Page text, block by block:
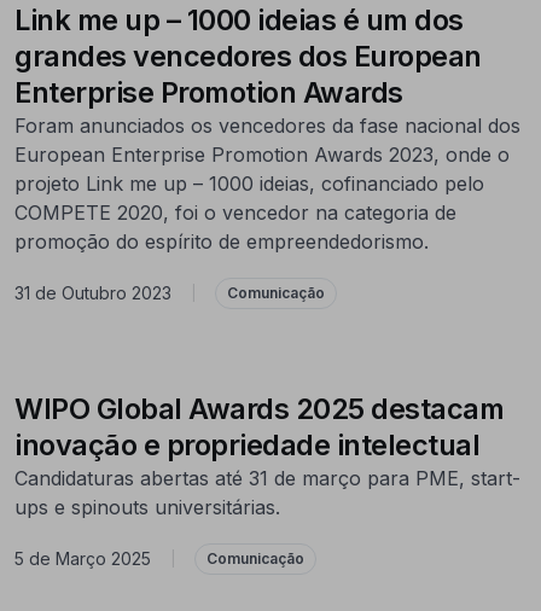
Link me up – 1000 ideias é um dos
grandes vencedores dos European
Enterprise Promotion Awards
Foram anunciados os vencedores da fase nacional dos
European Enterprise Promotion Awards 2023, onde o
projeto Link me up – 1000 ideias, cofinanciado pelo
COMPETE 2020, foi o vencedor na categoria de
promoção do espírito de empreendedorismo.
31 de Outubro 2023 Comunicação
WIPO Global Awards 2025 destacam
inovação e propriedade intelectual
Candidaturas abertas até 31 de março para PME, start-
ups e spinouts universitárias.
5 de Março 2025 Comunicação